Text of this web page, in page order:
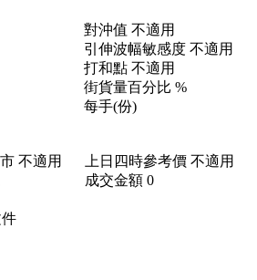
對沖值 不適用
引伸波幅敏感度 不適用
打和點 不適用
街貨量百分比 %
每手(份)
不適用 上日四時參考價 不適用
成交金額 0